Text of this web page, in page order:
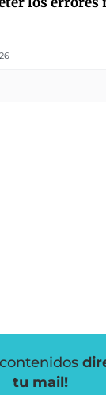
tu mail!